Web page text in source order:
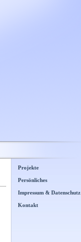
Projekte
Persönliches
Impressum & Datenschutz
Kontakt